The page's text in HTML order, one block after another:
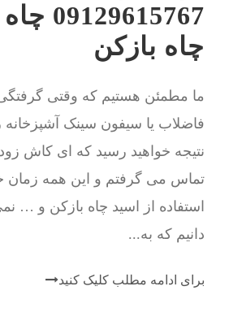
چاه بازکن
ما مطمئن هستیم که وقتی گرفتگی
فاضلاب یا سیفون سینک آشپزخانه
نتیجه خواهید رسید که ای کاش
تماس می گرفتم و این همه
استفاده از اسید چاه بازکن و …
دانیم که به...
برای ادامه مطلب کلیک کنید